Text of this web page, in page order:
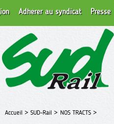
Adhérer au syndicat Presse
Accueil > SUD-Rail > NOS TRACTS >